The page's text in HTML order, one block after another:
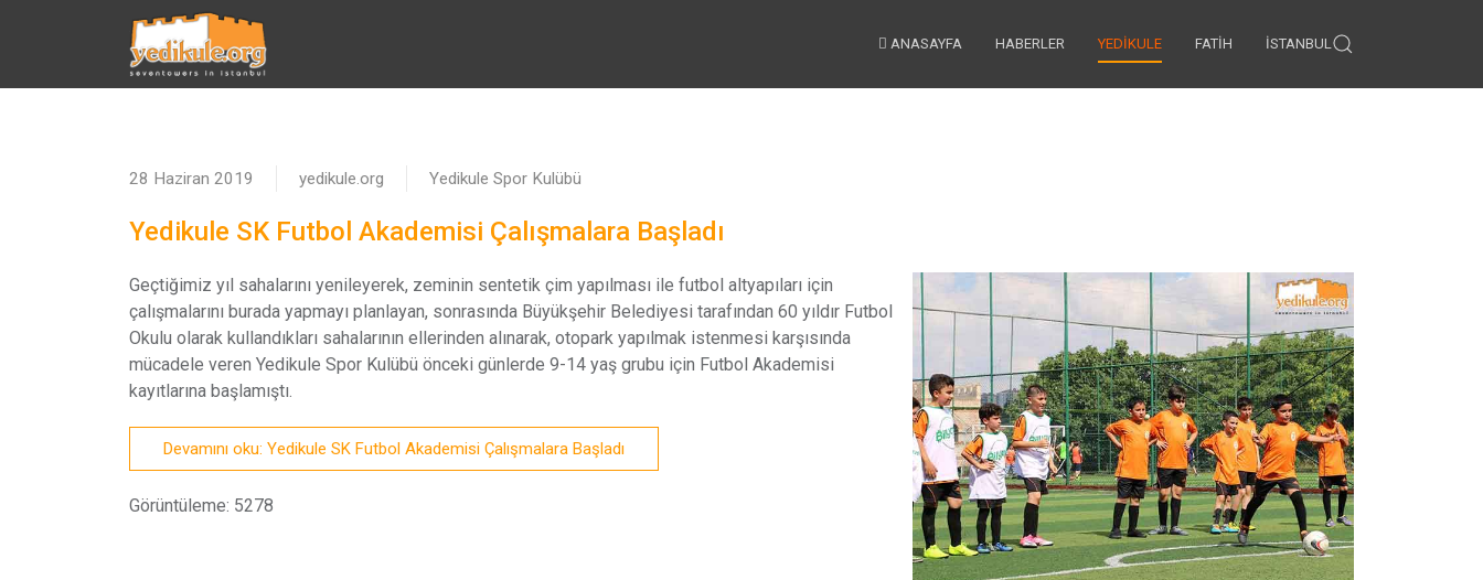
ANASAYFA HABERLER YEDIKULE FATIH İSTANBUL
28 Haziran 2019 yedikule.org Yedikule Spor Kulübü
Yedikule SK Futbol Akademisi Çalışmalara Başladı
Geçtiğimiz yıl sahalarını yenileyerek, zeminin sentetik çim yapılması ile futbol altyapıları için
çalışmalarını burada yapmayı planlayan, sonrasında Büyükşehir Belediyesi tarafından 60 yıldır Futbol
Okulu olarak kullandıkları sahalarının ellerinden alınarak, otopark yapılmak istenmesi karşısında
mücadele veren Yedikule Spor Kulübü önceki günlerde 9-14 yaş grubu için Futbol Akademisi
kayıtlarına başlamıştı.
Devamını oku: Yedikule SK Futbol Akademisi Çalışmalara Başladı
Görüntüleme: 5278